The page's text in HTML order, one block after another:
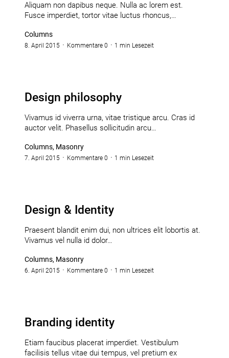
Aliquam non dapibus neque. Nulla ac lorem est.
Fusce imperdiet, tortor vitae luctus rhoncus,…
Columns
8. April 2015 Kommentare 0 1 min Lesezeit
Design philosophy
Vivamus id viverra urna, vitae tristique arcu. Cras id
auctor velit. Phasellus sollicitudin arcu…
Columns, Masonry
7. April 2015 Kommentare 0 1 min Lesezeit
Design & Identity
Praesent blandit enim dui, non ultrices elit lobortis at.
Vivamus vel nulla id dolor…
Columns, Masonry
6. April 2015 Kommentare 0 1 min Lesezeit
Branding identity
Etiam faucibus placerat imperdiet. Vestibulum
facilisis tellus vitae dui tempus, vel pretium ex